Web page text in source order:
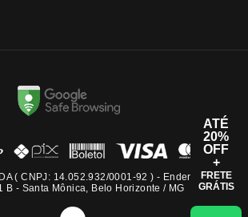
( CNPJ: 14.052.932/0001-92 ) - Endereço: Rua
B - Santa Mônica, Belo Horizonte / MG
ATÉ
20%
OFF
+
FRETE
GRÁTIS